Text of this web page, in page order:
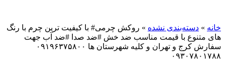
خانه » دسته‌بندی نشده » روکش چرمی# با کیفیت ترین چرم با رنگ
های متنوع با قیمت مناسب ضد خش #ضد صدا #ضد آب جهت
سفارش کرج و تهران و کلیه شهرستان ها ۰۹۱۹۶۳۷۵۸۰۰
۰۹۳۰۷۸۰۱۷۸۸